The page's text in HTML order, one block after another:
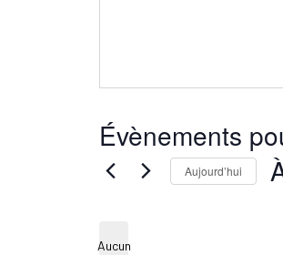
Évènements
Aucun
Aujourd’hui